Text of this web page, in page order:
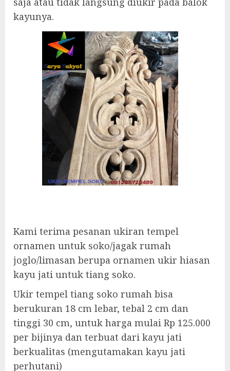
kayunya.
Kami terima pesanan ukiran tempel
ornamen untuk soko/jagak rumah
joglo/limasan berupa ornamen ukir hiasan
kayu jati untuk tiang soko.
Ukir tempel tiang soko rumah bisa
berukuran 18 cm lebar, tebal 2 cm dan
tinggi 30 cm, untuk harga mulai Rp 125.000
per bijinya dan terbuat dari kayu jati
berkualitas (mengutamakan kayu jati
perhutani)